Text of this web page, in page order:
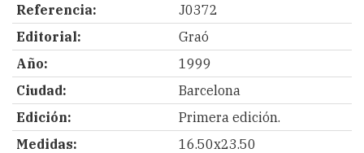
Referencia:
J0372
Editorial:
Graó
Año:
1999
Ciudad:
Barcelona
Edición:
Primera edición.
Medidas:
16.50x23.50